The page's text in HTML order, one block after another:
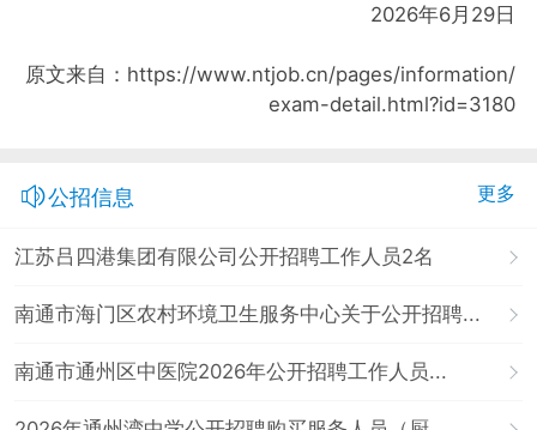
2026年6月29日
原文来自：https://www.ntjob.cn/pages/information/
exam-detail.html?id=3180
公招信息 更多
江苏吕四港集团有限公司公开招聘工作人员2名
南通市海门区农村环境卫生服务中心关于公开招聘...
南通市通州区中医院2026年公开招聘工作人员...